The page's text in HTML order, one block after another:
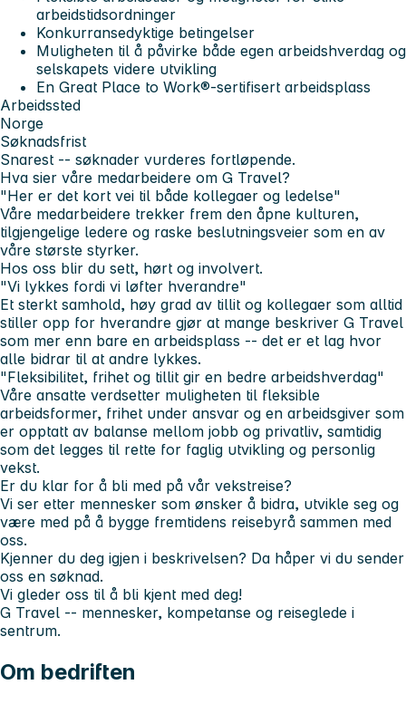
arbeidstidsordninger
Konkurransedyktige betingelser
Muligheten til å påvirke både egen arbeidshverdag og
selskapets videre utvikling
En Great Place to Work®-sertifisert arbeidsplass
Arbeidssted
Norge
Søknadsfrist
Snarest -- søknader vurderes fortløpende.
Hva sier våre medarbeidere om G Travel?
"Her er det kort vei til både kollegaer og ledelse"
Våre medarbeidere trekker frem den åpne kulturen,
tilgjengelige ledere og raske beslutningsveier som en av
våre største styrker.
Hos oss blir du sett, hørt og involvert.
"Vi lykkes fordi vi løfter hverandre"
Et sterkt samhold, høy grad av tillit og kollegaer som alltid
stiller opp for hverandre gjør at mange beskriver G Travel
som mer enn bare en arbeidsplass -- det er et lag hvor
alle bidrar til at andre lykkes.
"Fleksibilitet, frihet og tillit gir en bedre arbeidshverdag"
Våre ansatte verdsetter muligheten til fleksible
arbeidsformer, frihet under ansvar og en arbeidsgiver som
er opptatt av balanse mellom jobb og privatliv, samtidig
som det legges til rette for faglig utvikling og personlig
vekst.
Er du klar for å bli med på vår vekstreise?
Vi ser etter mennesker som ønsker å bidra, utvikle seg og
være med på å bygge fremtidens reisebyrå sammen med
oss.
Kjenner du deg igjen i beskrivelsen? Da håper vi du sender
oss en søknad.
Vi gleder oss til å bli kjent med deg!
G Travel -- mennesker, kompetanse og reiseglede i
sentrum.
Om bedriften